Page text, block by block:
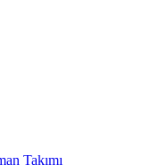
Takımı